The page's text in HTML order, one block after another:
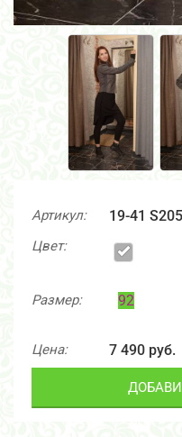
Артикул: 19-41 S205
Цвет:
Размер: 92
Цена: 7 490 руб.